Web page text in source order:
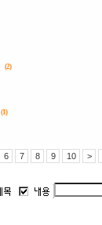
(2)
(1)
6 7 8 9 10 >